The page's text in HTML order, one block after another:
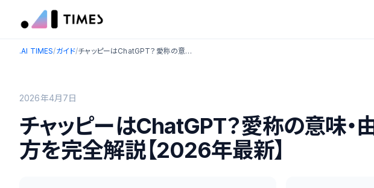
.AI TIMES/ガイド/ チャッピーはChatGPT？愛称の意味・由来・無料での使い方を完全解説【2026年最新】
2026年4月7日
チャッピーはChatGPT？愛称の意味・
方を完全解説【2026年最新】